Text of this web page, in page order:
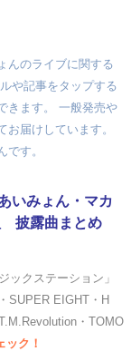
んのライブに関する
や記事をタップする
きます。 一般発売や
届けしています。
す。
いみょん・マカ
披露曲まとめ
ックステーション」
SUPER EIGHT・H
・TOMO
ック！